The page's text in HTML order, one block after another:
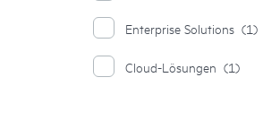
Enterprise Solutions (1)
Cloud-Lösungen (1)